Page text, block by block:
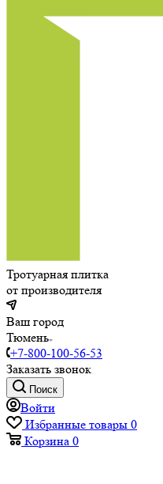
Тротуарная плитка
от производителя
Ваш город
Тюмень
+7-800-100-56-53
Заказать звонок
Поиск
Войти
Избранные товары 0
Корзина 0